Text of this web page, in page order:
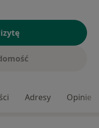
Adresy Opinie